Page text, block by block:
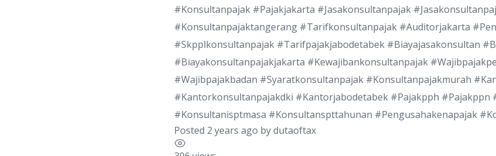
#Konsultanpajak #Pajakjakarta #Jasakonsultanpajak
#Konsultanpajaktangerang #Tarifkonsultanpajak #Auditorjakarta
#Skpplkonsultanpajak #Tarifpajakjabodetabek #Biayajasakonsultan
#Biayakonsultanpajakjakarta #Kewajibankonsultanpajak
#Wajibpajakbadan #Syaratkonsultanpajak #Konsultanpajakmurah
#Kantorkonsultanpajakdki #Kantorjabodetabek #Pajakpph #Pajakppn
#Konsultanisptmasa #Konsultanspttahunan #Pengusahakenapajak
Posted 2 years ago bydutaoftax